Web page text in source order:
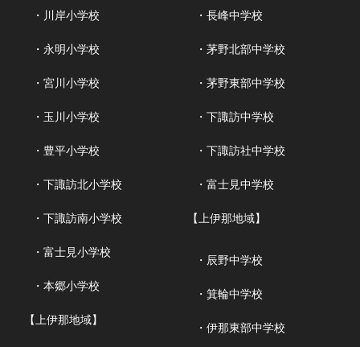
・川岸小学校
・永明小学校
・宮川小学校
・玉川小学校
・豊平小学校
・下諏訪北小学校
・下諏訪南小学校
・富士見小学校
・本郷小学校
【上伊那地域】
・長峰中学校
・茅野北部中学校
・茅野東部中学校
・下諏訪中学校
・下諏訪社中学校
・富士見中学校
【上伊那地域】
・辰野中学校
・箕輪中学校
・伊那東部中学校